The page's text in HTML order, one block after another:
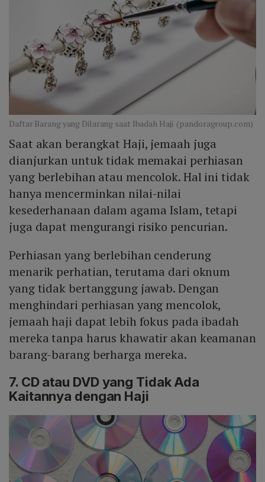
Daftar Barang yang Dilarang saat Ibadah Haji (pandoragroup.com)
Saat akan berangkat Haji, jemaah juga
dianjurkan untuk tidak memakai perhiasan
yang berlebihan atau mencolok. Hal ini tidak
hanya mencerminkan nilai-nilai
kesederhanaan dalam agama Islam, tetapi
juga dapat mengurangi risiko pencurian.
Perhiasan yang berlebihan cenderung
menarik perhatian, terutama dari oknum
yang tidak bertanggung jawab. Dengan
menghindari perhiasan yang mencolok,
jemaah haji dapat lebih fokus pada ibadah
mereka tanpa harus khawatir akan keamanan
barang-barang berharga mereka.
7. CD atau DVD yang Tidak Ada
Kaitannya dengan Haji